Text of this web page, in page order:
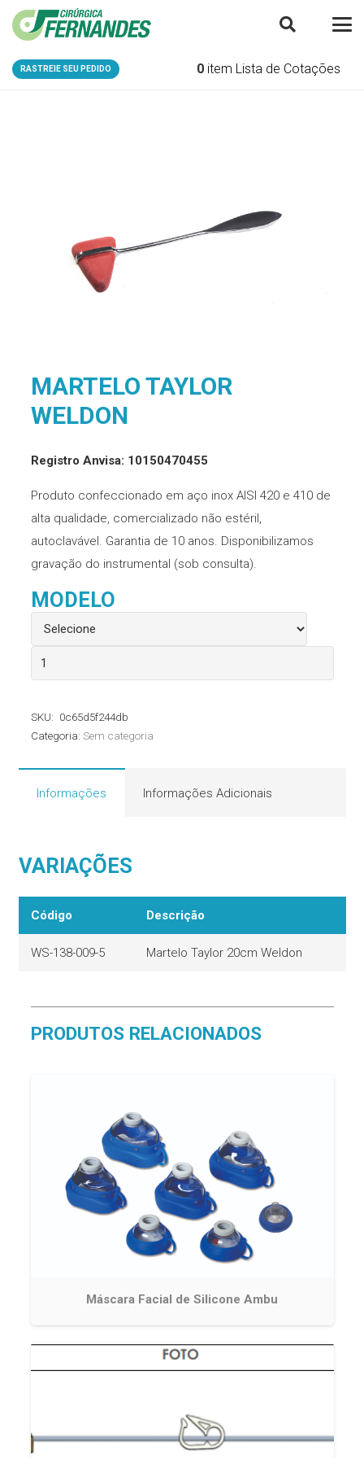
RASTREIE SEU PEDIDO 0 item Lista de Cotações
MARTELO TAYLOR
WELDON
Registro Anvisa: 10150470455
Produto confeccionado em aço inox AISI 420 e 410 de
alta qualidade, comercializado não estéril,
autoclavável. Garantia de 10 anos. Disponibilizamos
gravação do instrumental (sob consulta).
MODELO
Martelo
Taylor
quantidade
SKU: 0c65d5f244db
Categoria: Sem categoria
Informações Informações Adicionais
VARIAÇÕES
Código Descrição
WS-138-009-5 Martelo Taylor 20cm Weldon
PRODUTOS RELACIONADOS
Máscara Facial de Silicone Ambu